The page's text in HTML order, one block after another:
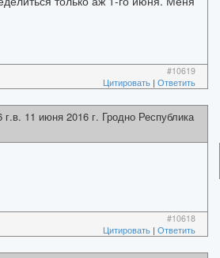
#10619
Цитировать | Ответить
11 июня 2016 г. Гродно Республика
#10618
Цитировать | Ответить